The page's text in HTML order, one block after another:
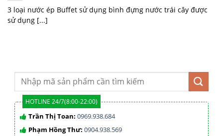
3 loại nước ép Buffet sử dụng bình đựng nước trái cây được
sử dụng [...]
HOTLINE 24/7(8:00-22:00)
Trần Thị Toan: 0969.938.684
Phạm Hồng Thư: 0904.938.569